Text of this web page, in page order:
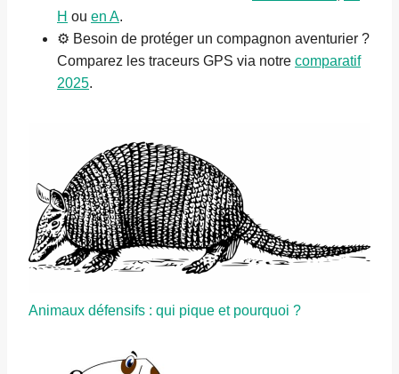
H ou en A.
⚙️ Besoin de protéger un compagnon aventurier ?
Comparez les traceurs GPS via notre comparatif
2025.
Animaux défensifs : qui pique et pourquoi ?